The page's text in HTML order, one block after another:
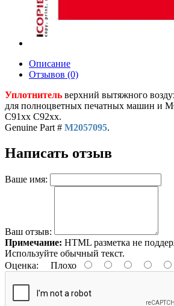
Описание
Отзывов (0)
Уплотнитель верхний вытяжного
для полноцветных печатных машин и
C91xx C92xx.
Genuine Part # M2057095.
Написать отзыв
Ваше имя:
Ваш отзыв:
Примечание: HTML разметка не
Используйте обычный текст.
Оценка: Плохо